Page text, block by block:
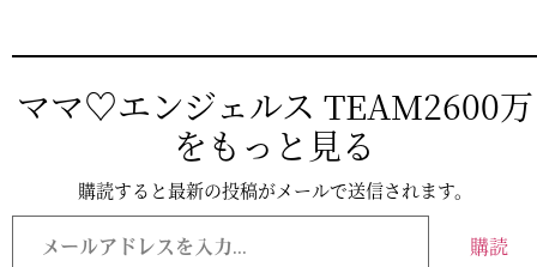
ママ♡エンジェルス TEAM2600万
をもっと見る
購読すると最新の投稿がメールで送信されます。
メ
購読